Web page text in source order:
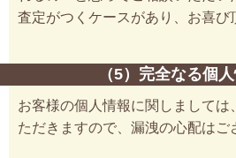
査定がつくケースがあり、お喜び
（5）完全なる個
お客様の個人情報に関しましては
ただきますので、漏洩の心配はご